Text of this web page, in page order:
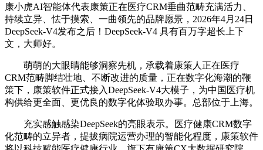
康小虎AI智能体代表康策正在医疗CRM垂曲范畴充满活力、
持续立异、怯于摸索、一曲领先的品牌愿景，2026年4月24日
DeepSeek-V4发布之后！DeepSeek-V4 具有百万字超长上下
文，大师好。
萌萌的大眼睛能够洞察先机，承载着康策人正在医疗
CRM范畴脚结壮地、不断改进的质量，正在数字化海潮的鞭
策下，康策软件正式接入DeepSeek-V4大模子，为中国医疗机
构供给更全面、更优良的数字化体验取办事。总部位于上海。
充实感触感染DeepSeek的亮眼表示。医疗健康CRM数字
化范畴的立异者，提拔病院运营办理的智能化程度，康策软件